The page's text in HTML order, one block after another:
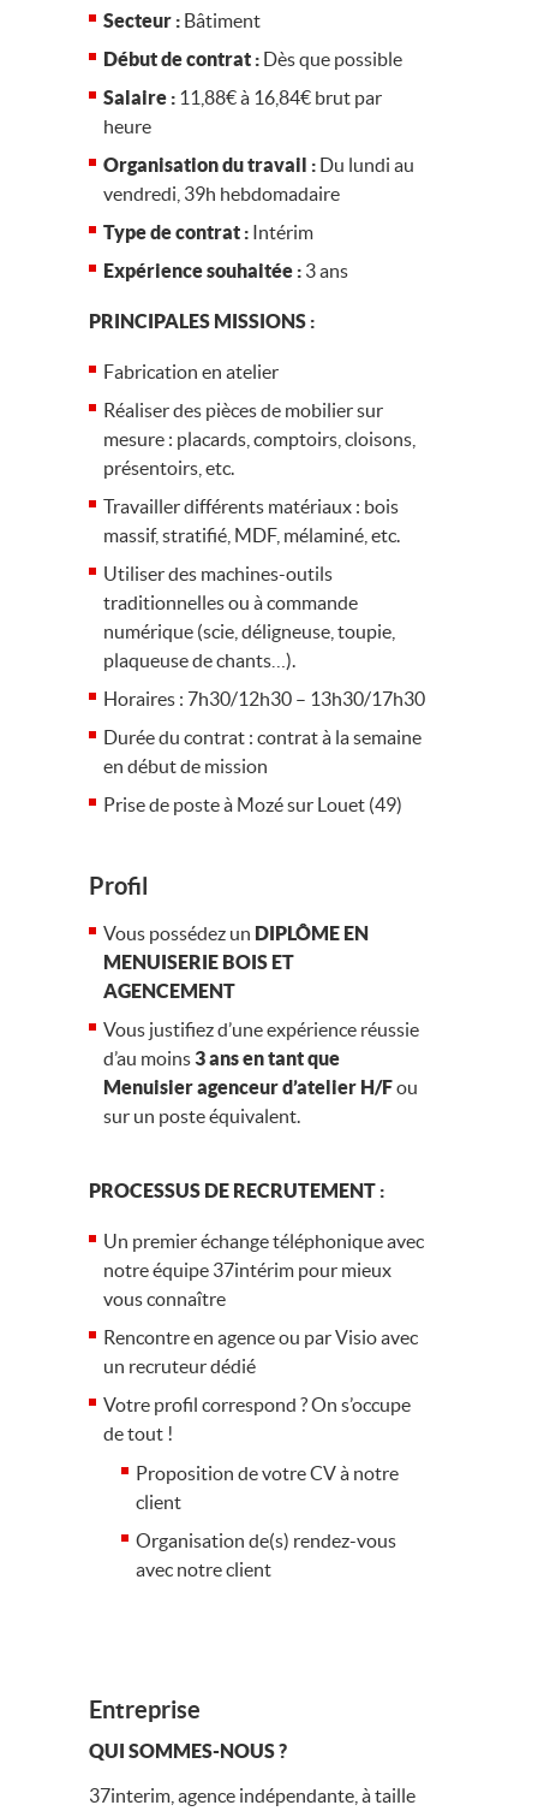
Entreprise
QUI SOMMES-NOUS ?
37interim, agence indépendante, à taille
Secteur : Bâtiment
Début de contrat : Dès que possible
Salaire : 11,88€ à 16,84€ brut par
heure
Organisation du travail : Du lundi au
vendredi, 39h hebdomadaire
Type de contrat : Intérim
Expérience souhaitée : 3 ans
PRINCIPALES MISSIONS :
Fabrication en atelier
Réaliser des pièces de mobilier sur
mesure : placards, comptoirs, cloisons,
présentoirs, etc.
Travailler différents matériaux : bois
massif, stratifié, MDF, mélaminé, etc.
Utiliser des machines-outils
traditionnelles ou à commande
numérique (scie, déligneuse, toupie,
plaqueuse de chants…).
Horaires : 7h30/12h30 – 13h30/17h30
Durée du contrat : contrat à la semaine
en début de mission
Prise de poste à Mozé sur Louet (49)
Profil
Vous possédez un DIPLÔME EN
MENUISERIE BOIS ET
AGENCEMENT
Vous justifiez d’une expérience réussie
d’au moins3 ans en tant que
Menuisier agenceur d’atelier H/Fou
sur un poste équivalent.
PROCESSUS DE RECRUTEMENT :
Un premier échange téléphonique avec
notre équipe 37intérim pour mieux
vous connaître
Rencontre en agence ou par Visio avec
un recruteur dédié
Votre profil correspond ? On s’occupe
de tout !
Proposition de votre CV à notre
client
Organisation de(s) rendez-vous
avec notre client